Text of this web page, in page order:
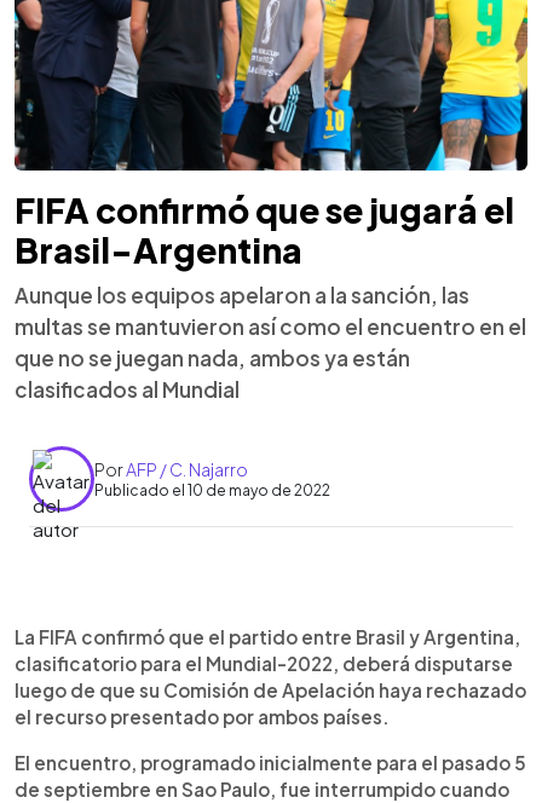
FIFA confirmó que se jugará el
Brasil-Argentina
Aunque los equipos apelaron a la sanción, las
multas se mantuvieron así como el encuentro en el
que no se juegan nada, ambos ya están
clasificados al Mundial
PorAFP / C. Najarro
Publicado el 10 de mayo de 2022
► Escuchar artículo
La FIFA confirmó que el partido entre Brasil y Argentina,
clasificatorio para el Mundial-2022, deberá disputarse
luego de que su Comisión de Apelación haya rechazado
el recurso presentado por ambos países.
El encuentro, programado inicialmente para el pasado 5
de septiembre en Sao Paulo, fue interrumpido cuando